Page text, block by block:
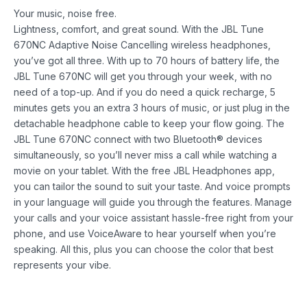
Your music, noise free.
Lightness, comfort, and great sound. With the JBL Tune
670NC Adaptive Noise Cancelling wireless headphones,
you’ve got all three. With up to 70 hours of battery life, the
JBL Tune 670NC will get you through your week, with no
need of a top-up. And if you do need a quick recharge, 5
minutes gets you an extra 3 hours of music, or just plug in the
detachable headphone cable to keep your flow going. The
JBL Tune 670NC connect with two Bluetooth® devices
simultaneously, so you’ll never miss a call while watching a
movie on your tablet. With the free JBL Headphones app,
you can tailor the sound to suit your taste. And voice prompts
in your language will guide you through the features. Manage
your calls and your voice assistant hassle-free right from your
phone, and use VoiceAware to hear yourself when you’re
speaking. All this, plus you can choose the color that best
represents your vibe.